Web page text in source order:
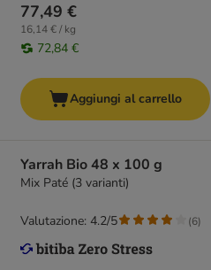
77,49 €
16,14 € / kg
72,84 €
Aggiungi al carrello
Yarrah Bio 48 x 100 g
Mix Paté (3 varianti)
Valutazione: 4.2/5 (6)